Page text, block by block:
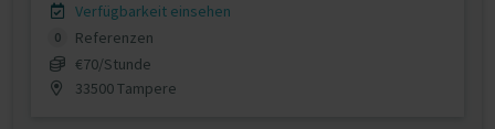
Verfügbarkeit einsehen
0
Referenzen
€70/Stunde
33500 Tampere